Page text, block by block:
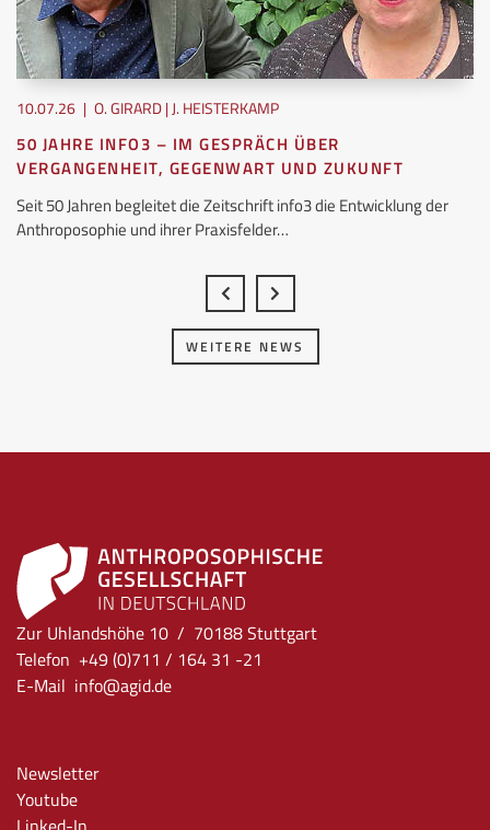
10.07.26 | O. GIRARD | J. HEISTERKAMP
50 JAHRE INFO3 – IM GESPRÄCH ÜBER
VERGANGENHEIT, GEGENWART UND ZUKUNFT
Seit 50 Jahren begleitet die Zeitschrift info3 die Entwicklung der
Anthroposophie und ihrer Praxisfelder…
WEITERE NEWS
Zur Uhlandshöhe 10 / 70188 Stuttgart
Telefon +49 (0)711 / 164 31 -21
E-Mail info@agid.de
Newsletter
Youtube